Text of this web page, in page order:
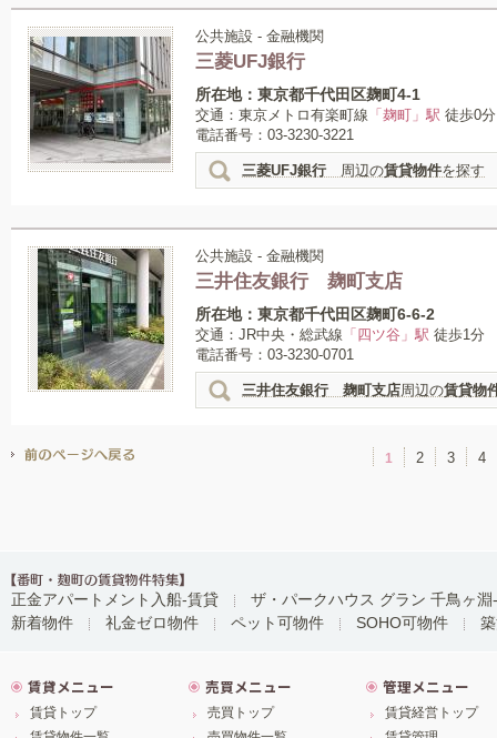
公共施設 - 金融機関
三菱UFJ銀行
所在地：東京都千代田区麹町4-1
交通：東京メトロ有楽町線 「麹町」駅 徒歩0分
電話番号：03-3230-3221
三菱UFJ銀行 周辺の賃貸物件を探す
公共施設 - 金融機関
三井住友銀行 麹町支店
所在地：東京都千代田区麹町6-6-2
交通：JR中央・総武線 「四ツ谷」駅 徒歩1分
電話番号：03-3230-0701
三井住友銀行 麹町支店周辺の賃貸物
1 2 3 4
正金アパートメント入船-賃貸
ザ・パークハウス グラン 千鳥ヶ淵
新着物件
礼金ゼロ物件 ペット可物件 SOHO可物件
賃貸メニュー
賃貸トップ
売買メニュー
売買トップ
管理メニュー
賃貸経営トップ